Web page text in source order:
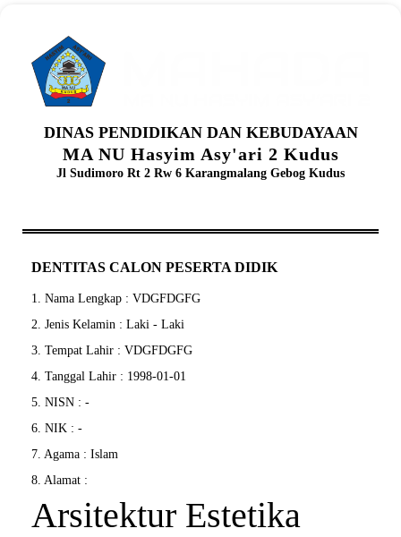
DINAS PENDIDIKAN DAN KEBUDAYAAN
MA NU Hasyim Asy'ari 2 Kudus
Jl Sudimoro Rt 2 Rw 6 Karangmalang Gebog Kudus
DENTITAS CALON PESERTA DIDIK
1. Nama Lengkap : VDGFDGFG
2. Jenis Kelamin : Laki - Laki
3. Tempat Lahir : VDGFDGFG
4. Tanggal Lahir : 1998-01-01
5. NISN : -
6. NIK : -
7. Agama : Islam
8. Alamat :
Arsitektur Estetika